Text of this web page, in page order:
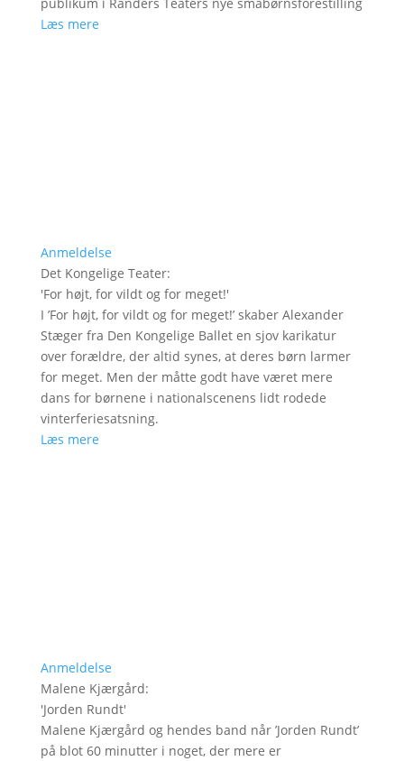
Læs mere
Anmeldelse
Det Kongelige Teater:
'For højt, for vildt og for meget!'
I ’For højt, for vildt og for meget!’ skaber Alexander
Stæger fra Den Kongelige Ballet en sjov karikatur
over forældre, der altid synes, at deres børn larmer
for meget. Men der måtte godt have været mere
dans for børnene i nationalscenens lidt rodede
vinterferiesatsning.
Læs mere
Anmeldelse
Malene Kjærgård:
'Jorden Rundt'
Malene Kjærgård og hendes band når ’Jorden Rundt’
på blot 60 minutter i noget, der mere er